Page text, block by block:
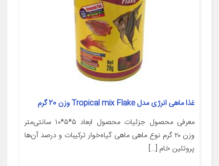
غذا ماهی انرژی مدل Tropical mix Flake وزن 20 گرم
معرفی محصول جزئیات محصول ابعاد ۵*۵*۱۰ سانتی‌متر
وزن ۲۰ گرم نوع ماهی ماهی گیاه‌خوار ترکیبات و درصد آن‌ها
پروتئین خام […]